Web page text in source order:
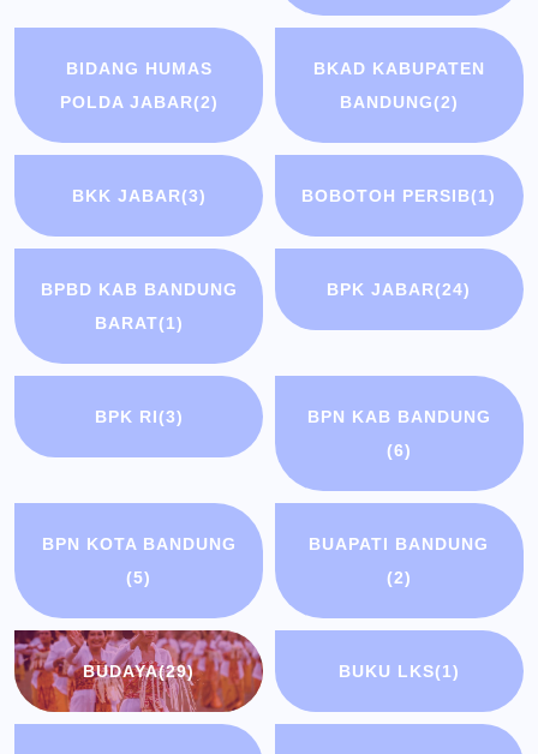
BIDANG HUMAS
POLDA JABAR(2)
BKAD KABUPATEN
BANDUNG(2)
BKK JABAR(3) BOBOTOH PERSIB(1)
BPBD KAB BANDUNG
BARAT(1)
BPK JABAR(24)
BPK RI(3)
BPN KAB BANDUNG
(6)
BPN KOTA BANDUNG
(5)
BUAPATI BANDUNG
(2)
BUDAYA(29) BUKU LKS(1)